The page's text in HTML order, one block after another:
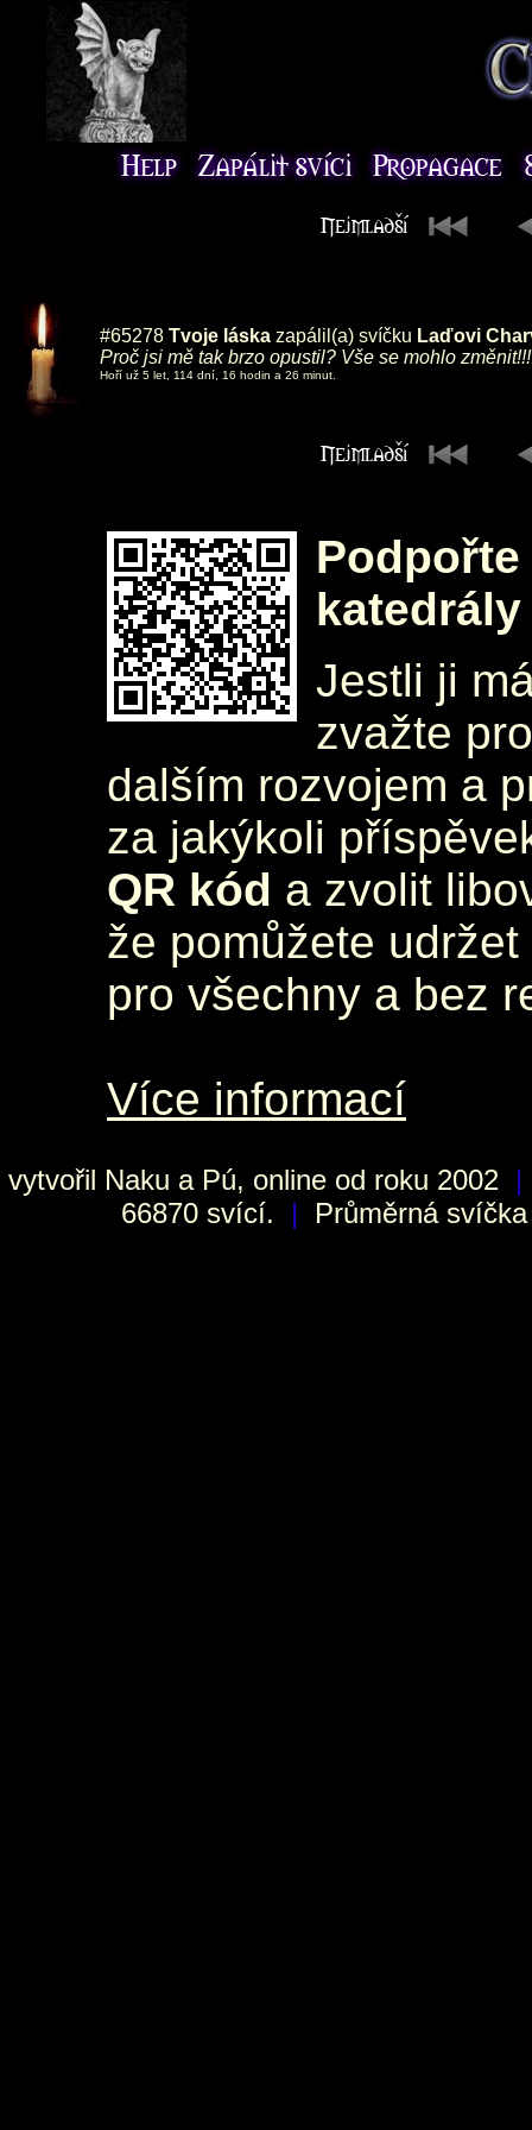
#65278 Tvoje láska zapálil(a) svíčku Laďovi
Proč jsi mě tak brzo opustil? Vše se mohlo
Hoří už 5 let, 114 dní, 16 hodin a 26 minut.
katedrály
Jestli ji
zvažte
dalším rozvojem a
za jakýkoli
QR kód a zvolit
že pomůžete
pro všechny a bez
Více informací
vytvořil Naku a Pú, online od roku 2002 |
66870 svící.
| Průměrná